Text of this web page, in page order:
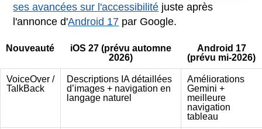
ses avancées sur l'accessibilité juste après
l'annonce d'Android 17 par Google.
Nouveauté
iOS 27 (prévu automne
2026)
Android 17
(prévu mi-2026)
VoiceOver /
TalkBack
Descriptions IA détaillées
d’images + navigation en
langage naturel
Améliorations
Gemini +
meilleure
navigation
tableau